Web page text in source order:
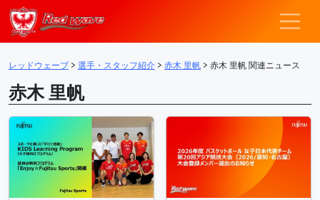
メインナビゲーション
レッドウェー
レッドウェーブ > 選手・スタッフ紹介 > 赤木 里帆 > 赤木 里帆 関連ニュース
赤木 里帆